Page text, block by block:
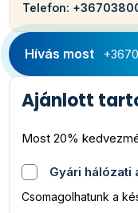
Telefon:
Hívás most
Ajánlott
Most 20%
Gyári hálózati
Csomagolhatunk a